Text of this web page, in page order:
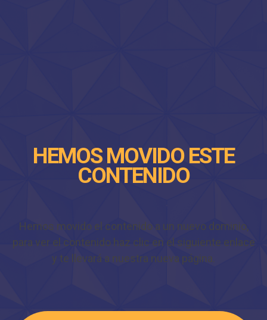
HEMOS MOVIDO ESTE
CONTENIDO
Hemos movido el contenido a un nuevo dominio,
para ver el contenido haz clic en el siguiente enlace
y te llevará a nuestra nueva página.